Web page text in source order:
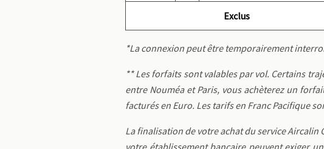
Exclus
*La connexion peut être temporairement
** Les forfaits sont valables par vol. Certains
entre Nouméa et Paris, vous achèterez un
facturés en Euro. Les tarifs en Franc Pacifique
La finalisation de votre achat du service Aircalin
votre établissement bancaire peuvent exiger